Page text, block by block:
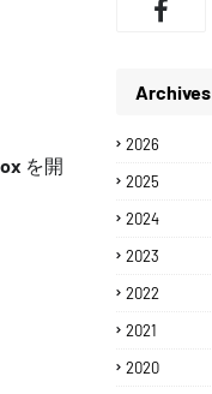
を開
Archives
2026
2025
2024
2023
2022
2021
2020